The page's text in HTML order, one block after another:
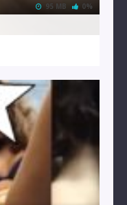
95 MB 0%